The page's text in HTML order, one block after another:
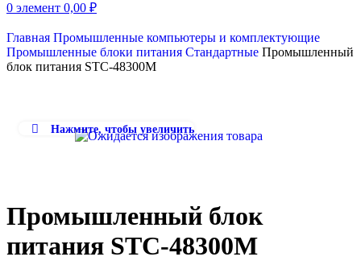
0 элемент 0,00 ₽
Главная Промышленные компьютеры и комплектующие
Промышленные блоки питания Стандартные Промышленный
блок питания STC-48300M
Нажмите, чтобы увеличить
Промышленный блок
питания STC-48300M